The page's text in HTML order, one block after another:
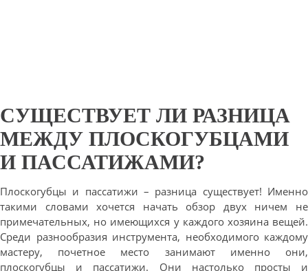
СУЩЕСТВУЕТ ЛИ РАЗНИЦА
МЕЖДУ ПЛОСКОГУБЦАМИ
И ПАССАТИЖАМИ?
Плоскогубцы и пассатижи – разница существует! Именно
такими словами хочется начать обзор двух ничем не
примечательных, но имеющихся у каждого хозяина вещей.
Среди разнообразия инструмента, необходимого каждому
мастеру, почетное место занимают именно они,
плоскогубцы и пассатижи. Они настолько просты и